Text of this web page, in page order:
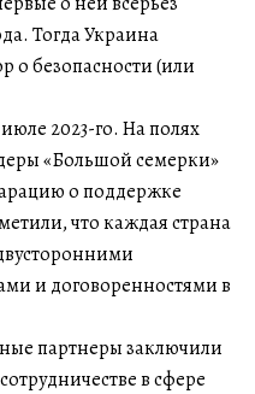
Тогда Украина
о безопасности (или
2023-го. На полях
«Большой семерки»
о поддержке
что каждая страна
и договоренностями в
партнеры заключили
в сфере